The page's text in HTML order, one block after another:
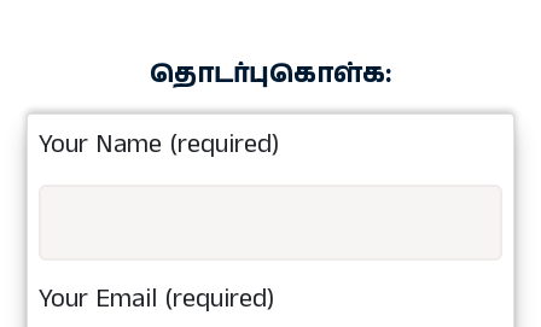
தொடர்புகொள்க:
Your Name (required)
Your Email (required)